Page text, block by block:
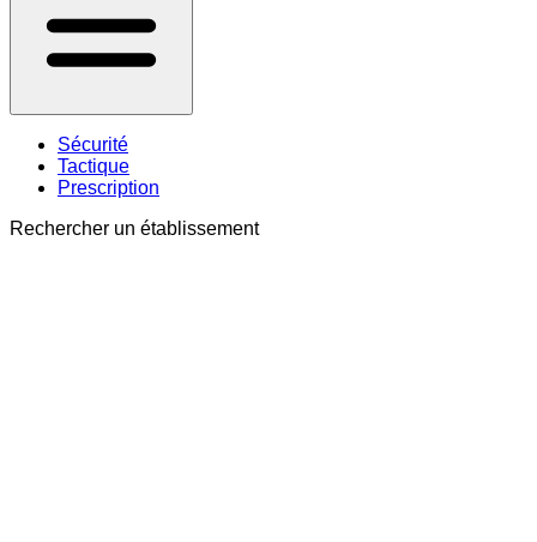
Sécurité
Tactique
Prescription
Rechercher un établissement